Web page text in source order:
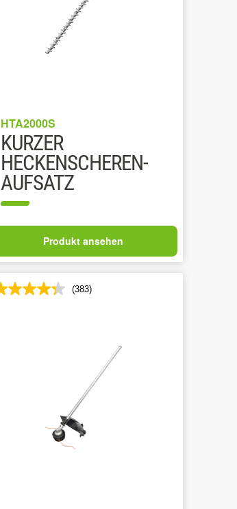
HTA2000S
KURZER
HECKENSCHEREN-
AUFSATZ
Produkt ansehen
(383)